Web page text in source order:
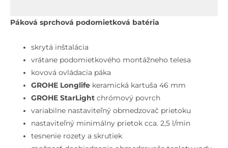
Sprchová
pod
omietku,
telesom,
chróm
Páková sprchová podomietková batéria
skrytá inštalácia
vrátane podomietkového montážneho telesa
kovová ovládacia páka
GROHE Longlife keramická kartuša 46 mm
GROHE StarLight chrómový povrch
variabilne nastaviteľný obmedzovač prietoku
nastaviteľný minimálny prietok cca. 2,5 l/min
tesnenie rozety a skrutiek